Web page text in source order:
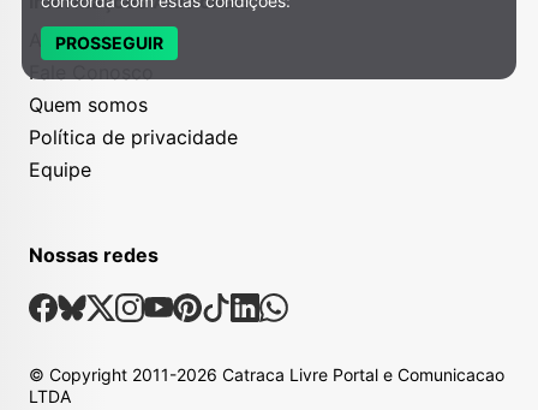
Anuncie
Fale Conosco
Quem somos
Política de privacidade
Equipe
Nossas redes
Nossas Redes Sociais
Facebook
Bsky
X Instagram
Youtube
Pinterest
TiktokLinkedin
Whatsapp
© Copyright 2011-2026 Catraca Livre Portal e Comunicacao
LTDA
PROSSEGUIR